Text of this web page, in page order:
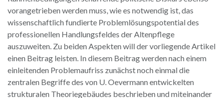
vorangetrieben werden muss, wie es notwendig ist, das
wissenschaftlich fundierte Problemlösungspotential des
professionellen Handlungsfeldes der Altenpflege
auszuweiten. Zu beiden Aspekten will der vorliegende Artikel
einen Beitrag leisten. In diesem Beitrag werden nach einem
einleitenden Problemaufriss zunächst noch einmal die
zentralen Begriffe des von U. Oevermann entwickelten
strukturalen Theoriegebäudes beschrieben und miteinander